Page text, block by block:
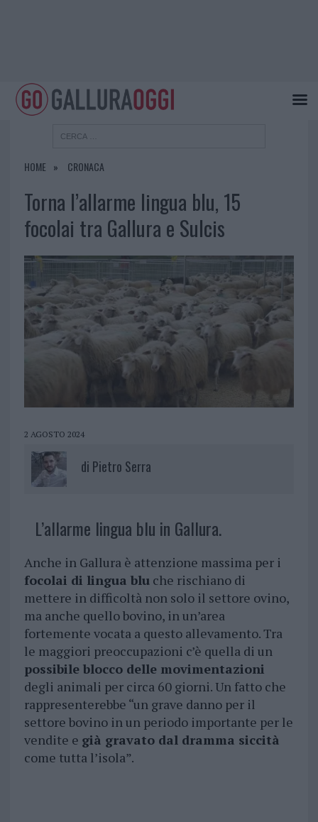
HOME CRONACA
Torna l’allarme lingua blu, 15
focolai tra Gallura e Sulcis
2 AGOSTO 2024
di Pietro Serra
L’allarme lingua blu in Gallura.
Anche in Gallura è attenzione massima per i
focolai di lingua bluche rischiano di
mettere in difficoltà non solo il settore ovino,
ma anche quello bovino, in un’area
fortemente vocata a questo allevamento. Tra
le maggiori preoccupazioni c’è quella di un
possibile blocco delle movimentazioni
degli animali per circa 60 giorni. Un fatto che
rappresenterebbe “un grave danno per il
settore bovino in un periodo importante per le
vendite e già gravato dal dramma siccità
come tutta l’isola”.